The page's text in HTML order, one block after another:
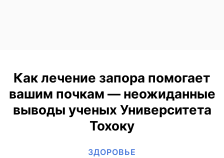
Как лечение запора помогает
вашим почкам — неожиданные
выводы ученых Университета
Тохоку
ЗДОРОВЬЕ